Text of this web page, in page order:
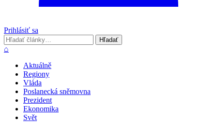
Prihlásiť sa
Hľadať
Hľadať
⌂
Aktuálně
Regiony
Vláda
Poslanecká sněmovna
Prezident
Ekonomika
Svět